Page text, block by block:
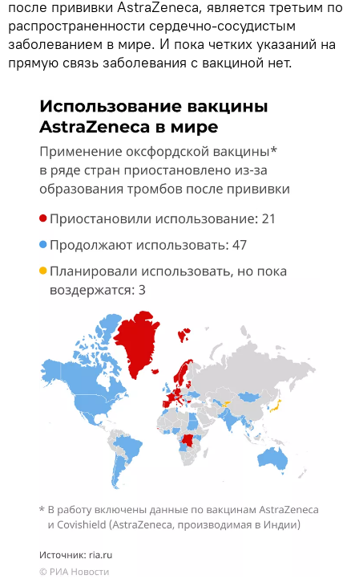
после прививки AstraZeneca, является третьим по
распространенности сердечно-сосудистым
заболеванием в мире. И пока четких указаний на
прямую связь заболевания с вакциной нет.